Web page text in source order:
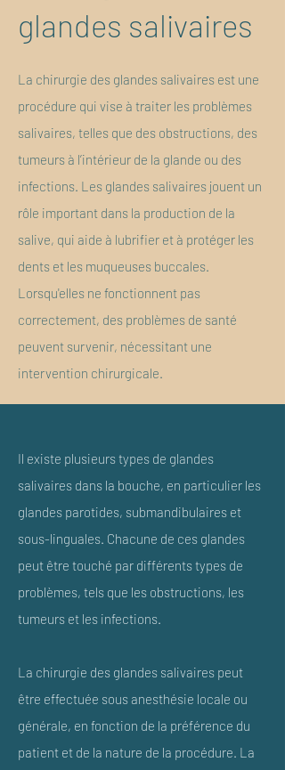
glandes salivaires
La chirurgie des glandes salivaires est une
procédure qui vise à traiter les problèmes
salivaires, telles que des obstructions, des
tumeurs à l’intérieur de la glande ou des
infections. Les glandes salivaires jouent un
rôle important dans la production de la
salive, qui aide à lubrifier et à protéger les
dents et les muqueuses buccales.
Lorsqu'elles ne fonctionnent pas
correctement, des problèmes de santé
peuvent survenir, nécessitant une
intervention chirurgicale.
Il existe plusieurs types de glandes
salivaires dans la bouche, en particulier les
glandes parotides, submandibulaires et
sous-linguales. Chacune de ces glandes
peut être touché par différents types de
problèmes, tels que les obstructions, les
tumeurs et les infections.
La chirurgie des glandes salivaires peut
être effectuée sous anesthésie locale ou
générale, en fonction de la préférence du
patient et de la nature de la procédure. La